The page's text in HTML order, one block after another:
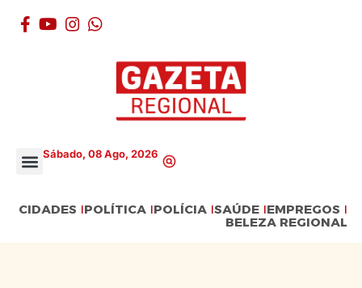
Sábado, 08 Ago, 2026
CIDADES POLÍTICA POLÍCIA SAÚDE EMPREGOS
BELEZA REGIONAL